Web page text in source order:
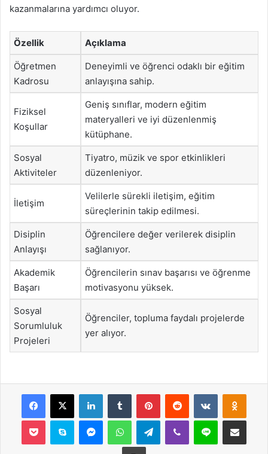
kazanmalarına yardımcı oluyor.
Özellik Açıklama
Öğretmen
Kadrosu
Deneyimli ve öğrenci odaklı bir eğitim
anlayışına sahip.
Fiziksel
Koşullar
Geniş sınıflar, modern eğitim
materyalleri ve iyi düzenlenmiş
kütüphane.
Sosyal
Aktiviteler
Tiyatro, müzik ve spor etkinlikleri
düzenleniyor.
İletişim
Velilerle sürekli iletişim, eğitim
süreçlerinin takip edilmesi.
Disiplin
Anlayışı
Öğrencilere değer verilerek disiplin
sağlanıyor.
Akademik
Başarı
Öğrencilerin sınav başarısı ve öğrenme
motivasyonu yüksek.
Sosyal
Sorumluluk
Projeleri
Öğrenciler, topluma faydalı projelerde
yer alıyor.
Facebook
X LinkedInTumblr PinterestReddit VKontakte
Pocket Skype MessengerWhatsAppTelegramViber Line E-Posta ile
Yazdır